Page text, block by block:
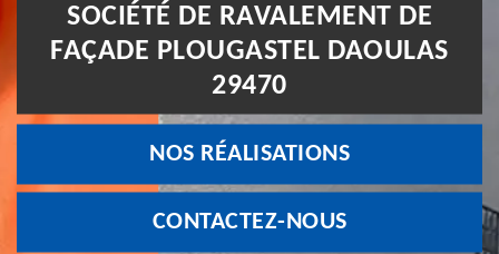
SOCIÉTÉ DE RAVALEMENT DE
FAÇADE PLOUGASTEL DAOULAS
29470
NOS RÉALISATIONS
CONTACTEZ-NOUS